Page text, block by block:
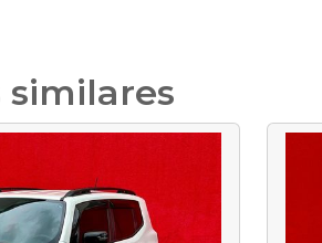
similares